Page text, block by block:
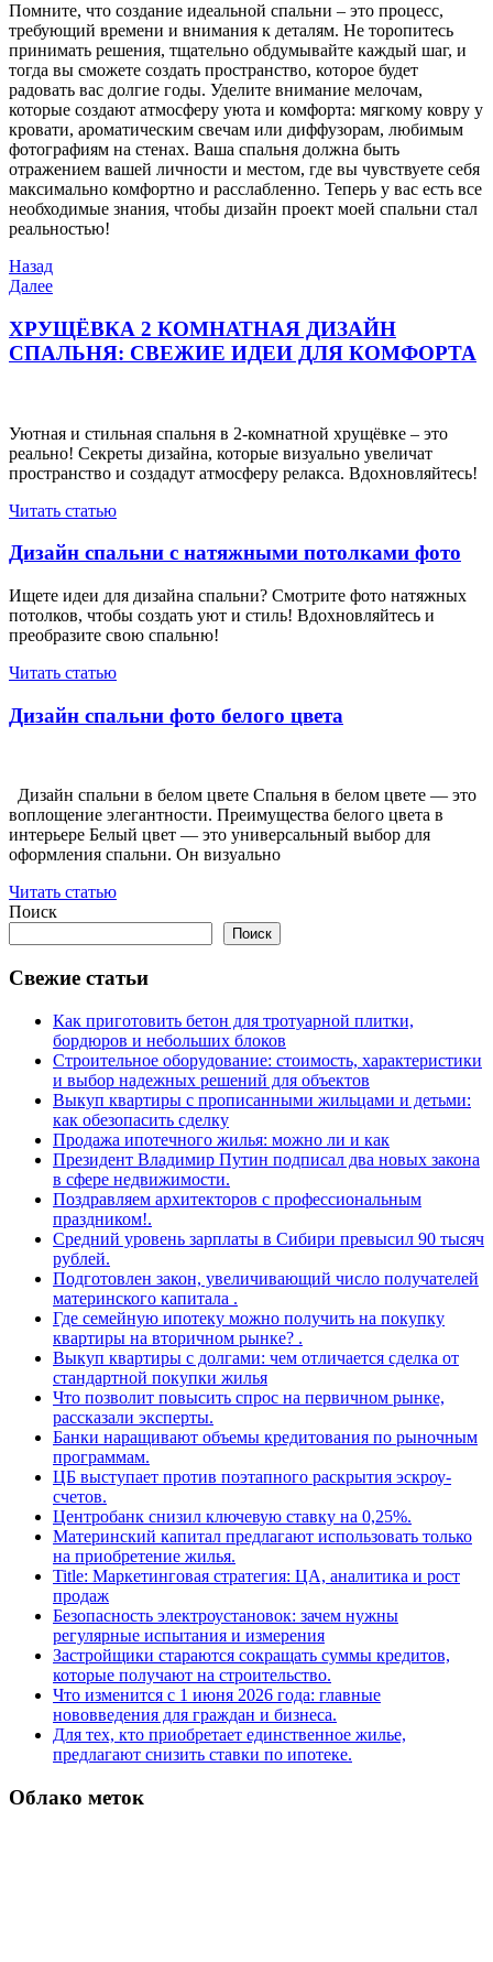
Помните, что создание идеальной спальни – это процесс,
требующий времени и внимания к деталям. Не торопитесь
принимать решения, тщательно обдумывайте каждый шаг, и
тогда вы сможете создать пространство, которое будет
радовать вас долгие годы. Уделите внимание мелочам,
которые создают атмосферу уюта и комфорта: мягкому ковру у
кровати, ароматическим свечам или диффузорам, любимым
фотографиям на стенах. Ваша спальня должна быть
отражением вашей личности и местом, где вы чувствуете себя
максимально комфортно и расслабленно. Теперь у вас есть все
необходимые знания, чтобы дизайн проект моей спальни стал
реальностью!
Навигация
по
записям
Предыдущая
запись
Назад
Следующая
Далее
ХРУЩЁВКА 2 КОМНАТНАЯ ДИЗАЙН
СПАЛЬНЯ: СВЕЖИЕ ИДЕИ ДЛЯ КОМФОРТА
Уютная и стильная спальня в 2-комнатной хрущёвке – это
реально! Секреты дизайна, которые визуально увеличат
пространство и создадут атмосферу релакса. Вдохновляйтесь!
Читать статью
Дизайн спальни с натяжными потолками фото
Ищете идеи для дизайна спальни? Смотрите фото натяжных
потолков, чтобы создать уют и стиль! Вдохновляйтесь и
преобразите свою спальню!
Читать статью
Дизайн спальни фото белого цвета
Дизайн спальни в белом цвете Спальня в белом цвете — это
воплощение элегантности. Преимущества белого цвета в
интерьере Белый цвет — это универсальный выбор для
оформления спальни. Он визуально
Читать статью
Поиск
Поиск
Свежие статьи
Как приготовить бетон для тротуарной плитки,
бордюров и небольших блоков
Строительное оборудование: стоимость, характеристики
и выбор надежных решений для объектов
Выкуп квартиры с прописанными жильцами и детьми:
как обезопасить сделку
Продажа ипотечного жилья: можно ли и как
Президент Владимир Путин подписал два новых закона
в сфере недвижимости.
Поздравляем архитекторов с профессиональным
праздником!.
Средний уровень зарплаты в Сибири превысил 90 тысяч
рублей.
Подготовлен закон, увеличивающий число получателей
материнского капитала .
Где семейную ипотеку можно получить на покупку
квартиры на вторичном рынке? .
Выкуп квартиры с долгами: чем отличается сделка от
стандартной покупки жилья
Что позволит повысить спрос на первичном рынке,
рассказали эксперты.
Банки наращивают объемы кредитования по рыночным
программам.
ЦБ выступает против поэтапного раскрытия эскроу-
счетов.
Центробанк снизил ключевую ставку на 0,25%.
Материнский капитал предлагают использовать только
на приобретение жилья.
Title: Маркетинговая стратегия: ЦА, аналитика и рост
продаж
Безопасность электроустановок: зачем нужны
регулярные испытания и измерения
Застройщики стараются сокращать суммы кредитов,
которые получают на строительство.
Что изменится с 1 июня 2026 года: главные
нововведения для граждан и бизнеса.
Для тех, кто приобретает единственное жилье,
предлагают снизить ставки по ипотеке.
Облако меток